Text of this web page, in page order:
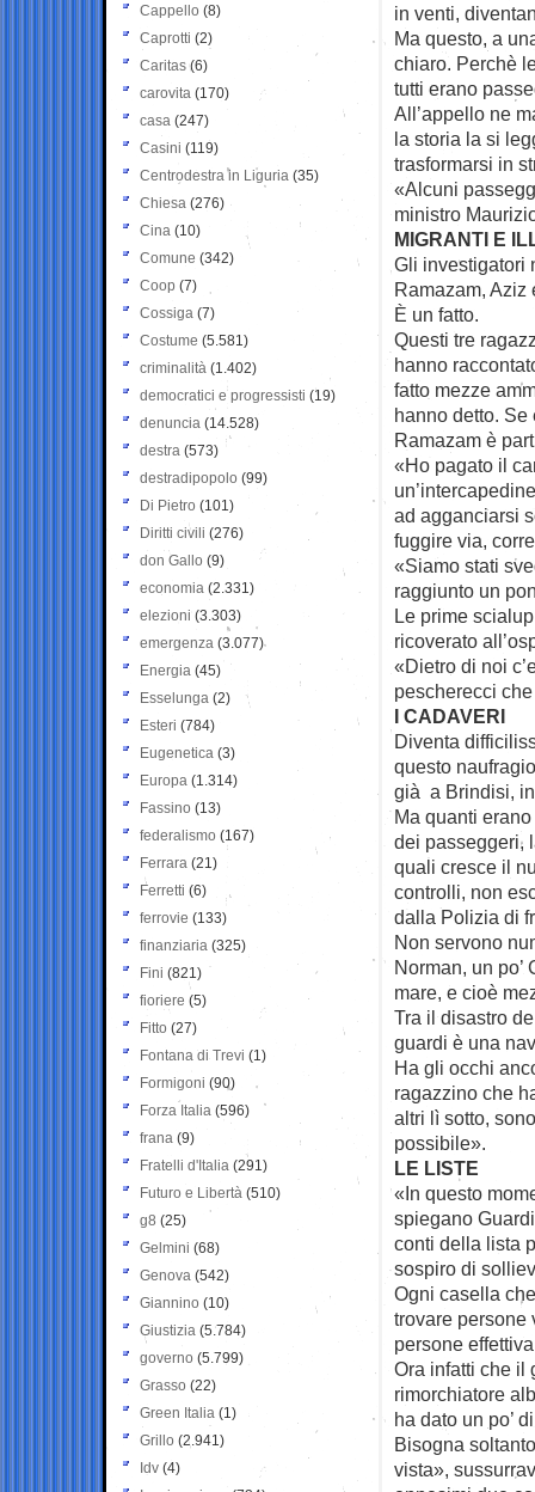
in venti,
Ma questo, a
chiaro. Perchè
tutti erano
All’appello ne
la storia la si
trasformarsi in
«Alcuni
ministro
MIGRANTI E
Gli investigatori
Ramazam, Aziz
È un fatto.
Questi tre
hanno
fatto mezze
hanno detto.
Ramazam è
«Ho pagato il
ad agganciarsi
fuggire via,
«Siamo stati
raggiunto un
Le prime
ricoverato
«Dietro di noi
pescherecci
I CADAVERI
Diventa
questo
già a Brindisi,
Ma quanti
dei passeggeri,
quali cresce il
controlli, non
dalla Polizia di
Non servono
Norman, un po’
mare, e cioè
Tra il disastro
guardi è una
Ha gli occhi
ragazzino che
altri lì sotto,
possibile».
LE LISTE
«In questo
spiegano
conti della lista
sospiro di
Ogni casella
trovare persone
persone
Ora infatti che il
rimorchiatore
ha dato un po’
Bisogna
vista»,
Cappello (8)
Caprotti (2)
Caritas (6)
carovita (170)
casa (247)
Casini (119)
Centrodestra in Liguria (35)
Chiesa (276)
Cina (10)
Comune (342)
Coop (7)
Cossiga (7)
Costume (5.581)
criminalità (1.402)
democratici e progressisti (19)
denuncia (14.528)
destra (573)
destradipopolo (99)
Di Pietro (101)
Diritti civili (276)
don Gallo (9)
economia (2.331)
elezioni (3.303)
emergenza (3.077)
Energia (45)
Esselunga (2)
Esteri (784)
Eugenetica (3)
Europa (1.314)
Fassino (13)
federalismo (167)
Ferrara (21)
Ferretti (6)
ferrovie (133)
finanziaria (325)
Fini (821)
fioriere (5)
Fitto (27)
Fontana di Trevi (1)
Formigoni (90)
Forza Italia (596)
frana (9)
Fratelli d'Italia (291)
Futuro e Libertà (510)
g8 (25)
Gelmini (68)
Genova (542)
Giannino (10)
Giustizia (5.784)
governo (5.799)
Grasso (22)
Green Italia (1)
Grillo (2.941)
Idv (4)